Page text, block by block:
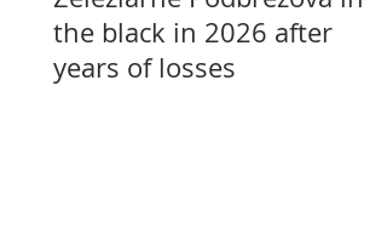
the black in 2026 after
years of losses